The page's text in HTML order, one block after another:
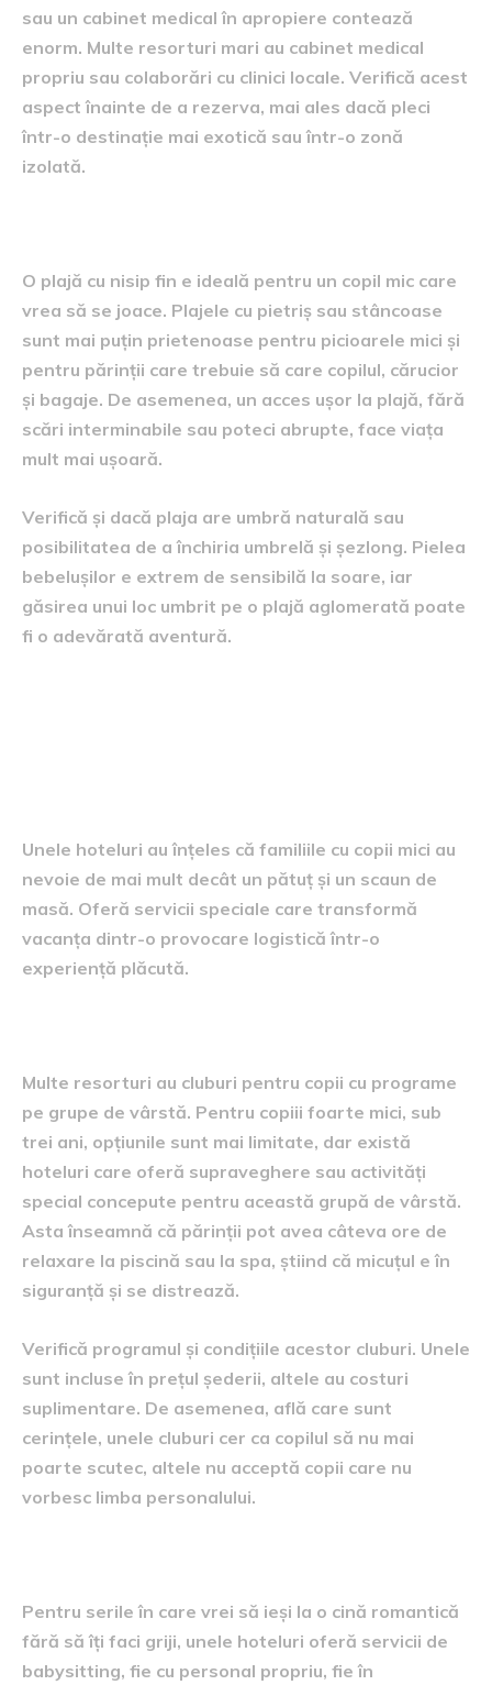
sau un cabinet medical în apropiere contează
enorm. Multe resorturi mari au cabinet medical
propriu sau colaborări cu clinici locale. Verifică acest
aspect înainte de a rezerva, mai ales dacă pleci
într-o destinație mai exotică sau într-o zonă
izolată.
O plajă cu nisip fin e ideală pentru un copil mic care
vrea să se joace. Plajele cu pietriș sau stâncoase
sunt mai puțin prietenoase pentru picioarele mici și
pentru părinții care trebuie să care copilul, cărucior
și bagaje. De asemenea, un acces ușor la plajă, fără
scări interminabile sau poteci abrupte, face viața
mult mai ușoară.
Verifică și dacă plaja are umbră naturală sau
posibilitatea de a închiria umbrelă și șezlong. Pielea
bebelușilor e extrem de sensibilă la soare, iar
găsirea unui loc umbrit pe o plajă aglomerată poate
fi o adevărată aventură.
Unele hoteluri au înțeles că familiile cu copii mici au
nevoie de mai mult decât un pătuț și un scaun de
masă. Oferă servicii speciale care transformă
vacanța dintr-o provocare logistică într-o
experiență plăcută.
Multe resorturi au cluburi pentru copii cu programe
pe grupe de vârstă. Pentru copiii foarte mici, sub
trei ani, opțiunile sunt mai limitate, dar există
hoteluri care oferă supraveghere sau activități
special concepute pentru această grupă de vârstă.
Asta înseamnă că părinții pot avea câteva ore de
relaxare la piscină sau la spa, știind că micuțul e în
siguranță și se distrează.
Verifică programul și condițiile acestor cluburi. Unele
sunt incluse în prețul șederii, altele au costuri
suplimentare. De asemenea, află care sunt
cerințele, unele cluburi cer ca copilul să nu mai
poarte scutec, altele nu acceptă copii care nu
vorbesc limba personalului.
Pentru serile în care vrei să ieși la o cină romantică
fără să îți faci griji, unele hoteluri oferă servicii de
babysitting, fie cu personal propriu, fie în